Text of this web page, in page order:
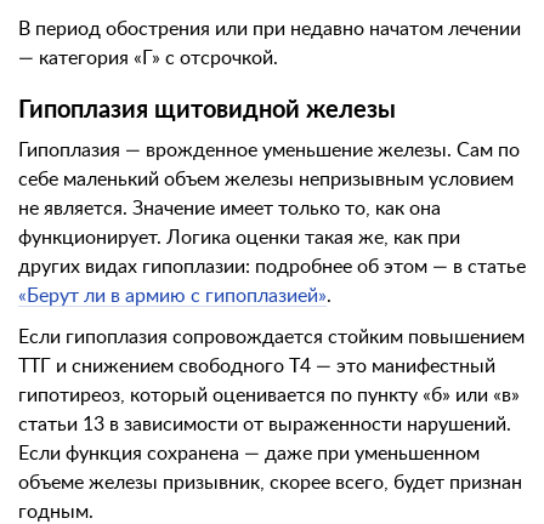
В период обострения или при недавно начатом лечении
— категория «Г» с отсрочкой.
Гипоплазия щитовидной железы
Гипоплазия — врожденное уменьшение железы. Сам по
себе маленький объем железы непризывным условием
не является. Значение имеет только то, как она
функционирует. Логика оценки такая же, как при
других видах гипоплазии: подробнее об этом — в статье
«Берут ли в армию с гипоплазией».
Если гипоплазия сопровождается стойким повышением
ТТГ и снижением свободного Т4 — это манифестный
гипотиреоз, который оценивается по пункту «б» или «в»
статьи 13 в зависимости от выраженности нарушений.
Если функция сохранена — даже при уменьшенном
объеме железы призывник, скорее всего, будет признан
годным.